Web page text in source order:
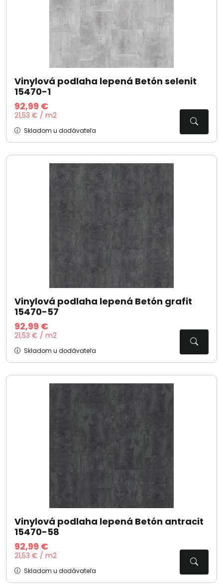
Vinylová podlaha lepená Betón selenit
15470-1
92,99 €
21,53 € / m2
Skladom u dodávateľa
Vinylová podlaha lepená Betón grafit
15470-57
92,99 €
21,53 € / m2
Skladom u dodávateľa
Vinylová podlaha lepená Betón antracit
15470-58
92,99 €
21,53 € / m2
Skladom u dodávateľa